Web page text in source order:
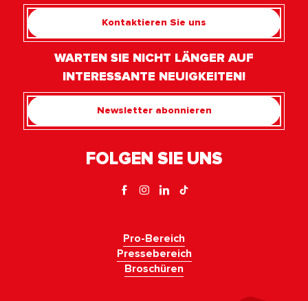
Kontaktieren Sie uns
WARTEN SIE NICHT LÄNGER AUF
INTERESSANTE NEUIGKEITEN!
Newsletter abonnieren
FOLGEN SIE UNS
Pro-Bereich
Pressebereich
Broschüren